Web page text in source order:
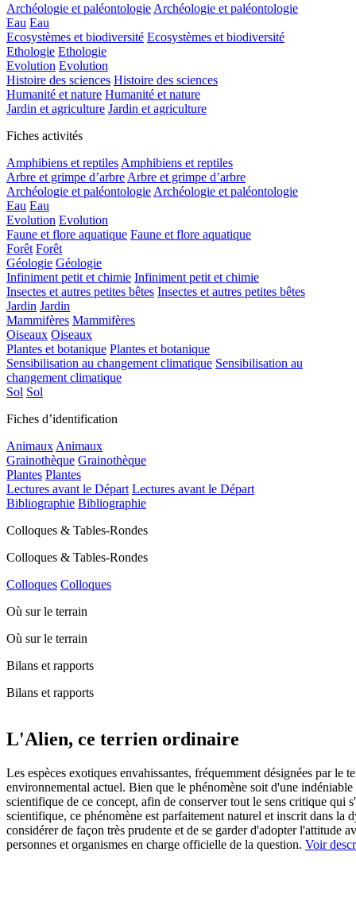
Archéologie et paléontologie Archéologie et paléontologie
Eau Eau
Ecosystèmes et biodiversité Ecosystèmes et biodiversité
Ethologie Ethologie
Evolution Evolution
Histoire des sciences Histoire des sciences
Humanité et nature Humanité et nature
Jardin et agriculture Jardin et agriculture
Fiches activités
Amphibiens et reptiles Amphibiens et reptiles
Arbre et grimpe d’arbre Arbre et grimpe d’arbre
Archéologie et paléontologie Archéologie et paléontologie
Eau Eau
Evolution Evolution
Faune et flore aquatique Faune et flore aquatique
Forêt Forêt
Géologie Géologie
Infiniment petit et chimie Infiniment petit et chimie
Insectes et autres petites bêtes Insectes et autres petites bêtes
Jardin Jardin
Mammifères Mammifères
Oiseaux Oiseaux
Plantes et botanique Plantes et botanique
Sensibilisation au changement climatique Sensibilisation au
changement climatique
Sol Sol
Fiches d’identification
Animaux Animaux
Grainothèque Grainothèque
Plantes Plantes
Lectures avant le Départ Lectures avant le Départ
Bibliographie Bibliographie
Colloques & Tables-Rondes
Colloques & Tables-Rondes
Colloques Colloques
Où sur le terrain
Où sur le terrain
Bilans et rapports
Bilans et rapports
L'Alien, ce terrien ordinaire
Les espèces exotiques envahissantes, fréquemment désignées par
environnemental actuel. Bien que le phénomène soit d'une
scientifique de ce concept, afin de conserver tout le sens critique
scientifique, ce phénomène est parfaitement naturel et inscrit dans
considérer de façon très prudente et de se garder d'adopter l'attitude
personnes et organismes en charge officielle de la question. Voir